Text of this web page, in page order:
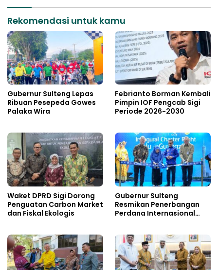
Rekomendasi untuk kamu
Gubernur Sulteng Lepas
Ribuan Pesepeda Gowes
Palaka Wira
Febrianto Borman Kembali
Pimpin IOF Pengcab Sigi
Periode 2026-2030
Waket DPRD Sigi Dorong
Penguatan Carbon Market
dan Fiskal Ekologis
Gubernur Sulteng
Resmikan Penerbangan
Perdana Internasional